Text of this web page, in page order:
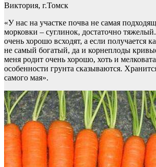
Виктория, г.Томск
«У нас на участке почва не самая
морковки – суглинок, достаточно
очень хорошо всходят, а если получается
не самый богатый, да и корнеплоды
меня родит очень хорошо, хоть и
особенности грунта сказываются.
самого мая».